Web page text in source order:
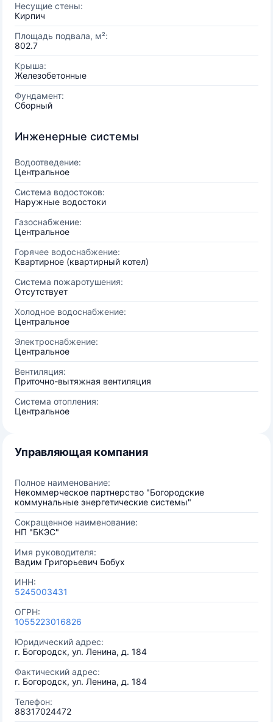
Несущие стены:
Кирпич
Площадь подвала, м²:
802.7
Крыша:
Железобетонные
Фундамент:
Сборный
Инженерные системы
Водоотведение:
Центральное
Система водостоков:
Наружные водостоки
Газоснабжение:
Центральное
Горячее водоснабжение:
Квартирное (квартирный котел)
Система пожаротушения:
Отсутствует
Холодное водоснабжение:
Центральное
Электроснабжение:
Центральное
Вентиляция:
Приточно-вытяжная вентиляция
Система отопления:
Центральное
Управляющая компания
Полное наименование:
Некоммерческое партнерство "Богородские
коммунальные энергетические системы"
Сокращенное наименование:
НП "БКЭС"
Имя руководителя:
Вадим Григорьевич Бобух
ИНН:
5245003431
ОГРН:
1055223016826
Юридический адрес:
г. Богородск, ул. Ленина, д. 184
Фактический адрес:
г. Богородск, ул. Ленина, д. 184
Телефон:
88317024472